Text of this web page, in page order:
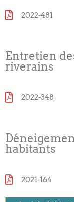
2022-481
Entretien
riverains
2022-348
habitants
2021-164